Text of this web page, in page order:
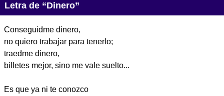
Letra de “Dinero”
Conseguidme dinero,
no quiero trabajar para tenerlo;
traedme dinero,
billetes mejor, sino me vale suelto...
Es que ya ni te conozco